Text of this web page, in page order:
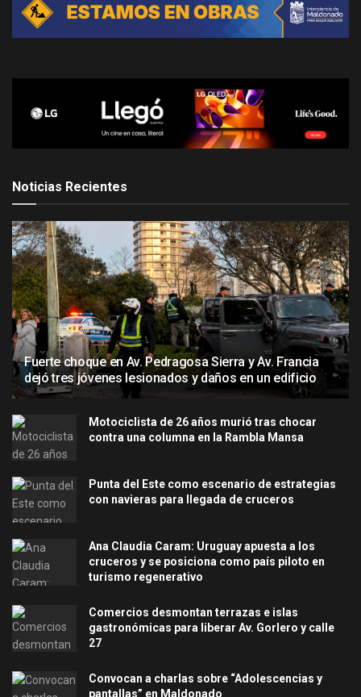
Noticias Recientes
Fuerte choque en Av. Pedragosa Sierra y Av. Francia
dejó tres jóvenes lesionados y daños en un edificio
Motociclista de 26 años murió tras chocar
contra una columna en la Rambla Mansa
Punta del Este como escenario de estrategias
con navieras para llegada de cruceros
Ana Claudia Caram: Uruguay apuesta a los
cruceros y se posiciona como país piloto en
turismo regenerativo
Comercios desmontan terrazas e islas
gastronómicas para liberar Av. Gorlero y calle
27
Convocan a charlas sobre “Adolescencias y
pantallas” en Maldonado